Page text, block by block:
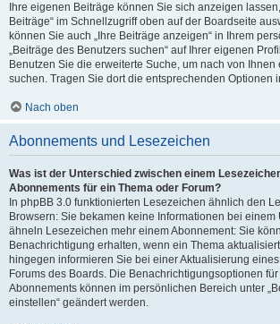
Ihre eigenen Beiträge können Sie sich anzeigen
Beiträge“ im Schnellzugriff oben auf der Boardseite
können Sie auch „Ihre Beiträge anzeigen“ in Ihrem
„Beiträge des Benutzers suchen“ auf Ihrer eigenen
Benutzen Sie die erweiterte Suche, um nach von Ihnen
suchen. Tragen Sie dort die entsprechenden Optionen
Nach oben
Abonnements und Lesezeichen
Was ist der Unterschied zwischen einem
Abonnements für ein Thema oder Forum?
In phpBB 3.0 funktionierten Lesezeichen ähnlich den
Browsern: Sie bekamen keine Informationen bei einem
ähneln Lesezeichen mehr einem Abonnement: Sie
Benachrichtigung erhalten, wenn ein Thema
hingegen informieren Sie bei einer Aktualisierung
Forums des Boards. Die Benachrichtigungsoptionen
Abonnements können im persönlichen Bereich unter
einstellen“ geändert werden.